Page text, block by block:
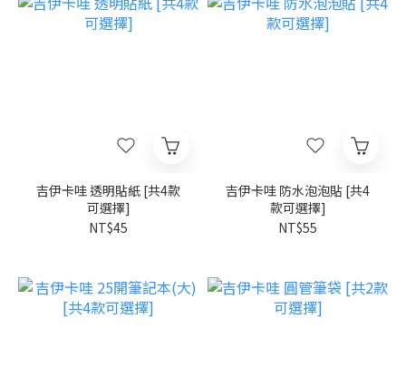
吉伊卡哇 透明貼紙 [共4款
可選擇]
NT$45
吉伊卡哇 防水泡泡貼 [共4
款可選擇]
NT$55